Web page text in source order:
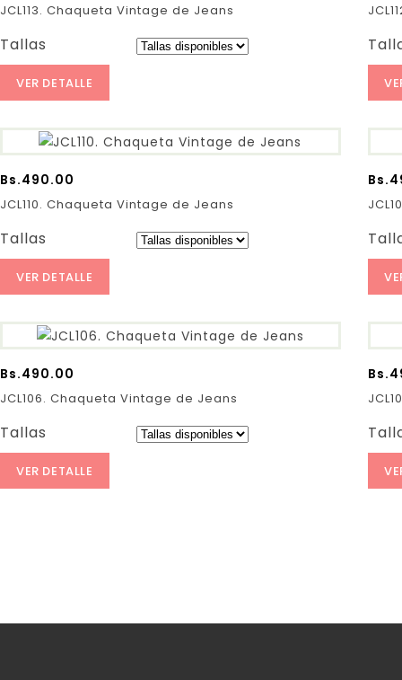
JCL113. Chaqueta Vintage de Jeans
Tallas
VER DETALLE
Bs.490.00
JCL110. Chaqueta Vintage de Jeans
Tallas
VER DETALLE
Bs.
Bs.490.00
JCL106. Chaqueta Vintage de Jeans
Tallas
VER DETALLE
Bs.